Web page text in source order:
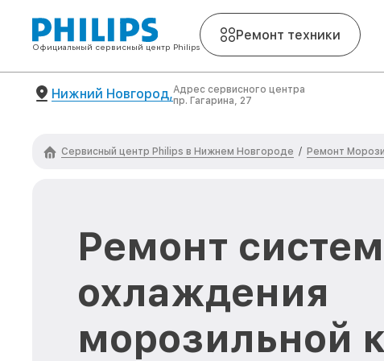
Официальный сервисный центр Philips
Ремонт техники
Нижний Новгород,Адрес сервисного центра
пр. Гагарина, 27
Сервисный центр Philips в Нижнем Новгороде / Ремонт
Ремонт
охлаждения
морозильной